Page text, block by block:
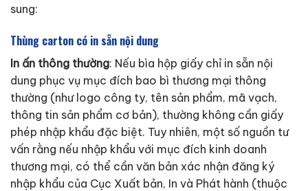
sung:
Thùng carton có in sẵn nội dung
In ấn thông thường: Nếu bìa hộp giấy chỉ in sẵn nội
dung phục vụ mục đích bao bì thương mại thông
thường (như logo công ty, tên sản phẩm, mã vạch,
thông tin sản phẩm cơ bản), thường không cần giấy
phép nhập khẩu đặc biệt. Tuy nhiên, một số nguồn tư
vấn rằng nếu nhập khẩu với mục đích kinh doanh
thương mại, có thể cần văn bản xác nhận đăng ký
nhập khẩu của Cục Xuất bản, In và Phát hành (thuộc